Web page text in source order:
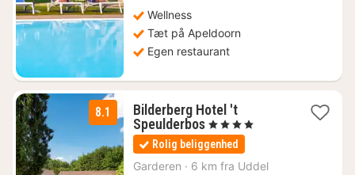
Wellness
Tæt på Apeldoorn
Egen restaurant
8.1
Bilderberg Hotel 't
Speulderbos1
nat
fra
667
, 4 Stjerner
Rolig beliggenhed
Garderen · 6 km fra Uddel